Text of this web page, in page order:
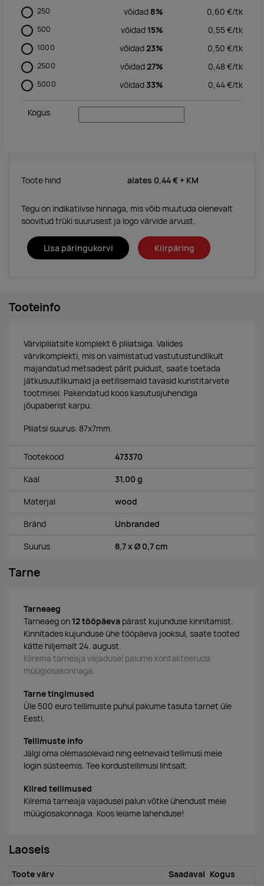
250 võidad 8% 0,60 €/tk
500 võidad 15% 0,55€/tk
1000 võidad23% 0,50 €/tk
2500 võidad27% 0,48€/tk
5000 võidad 33% 0,44€/tk
Kogus
Toote hind alates 0,44 € + KM
Tegu on indikatiivse hinnaga, mis võib muutuda olenevalt
soovitud trüki suurusest ja logo värvide arvust.
Lisa päringukorvi Kiirpäring
Tooteinfo
Värvipliiatsite komplekt 6 pliiatsiga. Valides
värvikomplekti, mis on valmistatud vastutustundlikult
majandatud metsadest pärit puidust, saate toetada
jätkusuutlikumaid ja eetilisemaid tavasid kunstitarvete
tootmisel. Pakendatud koos kasutusjuhendiga
jõupaberist karpu.
Pliiatsi suurus: 87x7mm.
Tootekood 473370
Kaal 31,00 g
Materjal wood
Bränd Unbranded
Suurus 8,7 x Ø 0,7 cm
Tarne
Tarneaeg
Tarneaeg on 12 tööpäeva pärast kujunduse kinnitamist.
Kinnitades kujunduse ühe tööpäeva jooksul, saate tooted
kätte hiljemalt 24. august.
Kiirema tarneaja vajadusel palume kontakteeruda
müügiosakonnaga.
Tarne tingimused
Üle 500 euro tellimuste puhul pakume tasuta tarnet üle
Eesti.
Tellimuste info
Jälgi oma olemasolevaid ning eelnevaid tellimusi meie
login süsteemis. Tee kordustellimusi lihtsalt.
Kiired tellimused
Kiirema tarneaja vajadusel palun võtke ühendust meie
müügiosakonnaga. Koos leiame lahenduse!
Laoseis
Toote värv Saadaval Kogus